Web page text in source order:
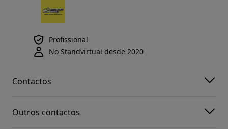
Profissional
No Standvirtual desde 2020
Contactos
Outros contactos